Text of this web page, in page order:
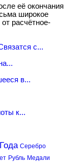
её окончания
широкое
расчётное-
с...
в...
к...
Года Серебро
Рубль Медали